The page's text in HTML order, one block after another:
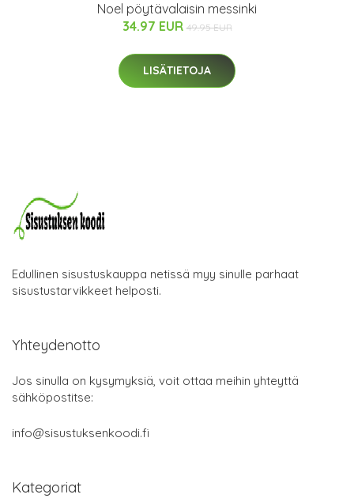
Noel pöytävalaisin messinki
34.97 EUR 49.95 EUR
LISÄTIETOJA
Edullinen sisustuskauppa netissä myy sinulle parhaat
sisustustarvikkeet helposti.
Yhteydenotto
Jos sinulla on kysymyksiä, voit ottaa meihin yhteyttä
sähköpostitse:
info@sisustuksenkoodi.fi
Kategoriat